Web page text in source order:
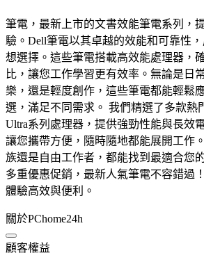
筆電，最新上市的文書效能筆電系列，
驗。Dell筆電以其卓越的效能和可靠性
想選擇。這些筆電搭載高效能處理器，
比，讓您工作學習更有效率。無論是日
樂，還是輕度創作，這些筆電都能輕鬆
選，滿足不同需求。 我們精選了多款熱
Ultra系列處理器，提供強勁性能與長效
讓您攜帶方便，隨時隨地都能展開工作
族還是自由工作者，都能找到最適合您
多重優惠促銷，最新人氣筆電不容錯過
體驗高效與便利。
關於PChome24h
顧客權益